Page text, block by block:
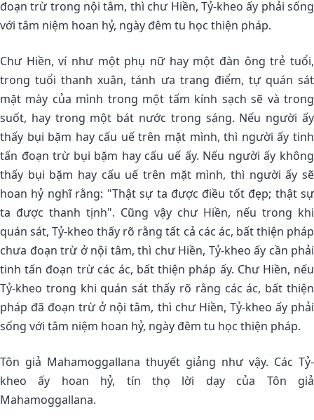
đoạn trừ trong nội tâm, thì chư Hiền, Tỷ-kheo ấy phải sống
với tâm niệm hoan hỷ, ngày đêm tu học thiện pháp.
Chư Hiền, ví như một phụ nữ hay một đàn ông trẻ tuổi,
trong tuổi thanh xuân, tánh ưa trang điểm, tự quán sát
mặt mày của mình trong một tấm kính sạch sẽ và trong
suốt, hay trong một bát nước trong sáng. Nếu người ấy
thấy bụi bặm hay cấu uế trên mặt mình, thì người ấy tinh
tấn đoạn trừ bụi bặm hay cấu uế ấy. Nếu người ấy không
thấy bụi bặm hay cấu uế trên mặt mình, thì người ấy sẽ
hoan hỷ nghĩ rằng: "Thật sự ta được điều tốt đẹp; thật sự
ta được thanh tịnh". Cũng vậy chư Hiền, nếu trong khi
quán sát, Tỷ-kheo thấy rõ rằng tất cả các ác, bất thiện pháp
chưa đoạn trừ ở nội tâm, thì chư Hiền, Tỷ-kheo ấy cần phải
tinh tấn đoạn trừ các ác, bất thiện pháp ấy. Chư Hiền, nếu
Tỷ-kheo trong khi quán sát thấy rõ rằng các ác, bất thiện
pháp đã đoạn trừ ở nội tâm, thì chư Hiền, Tỷ-kheo ấy phải
sống với tâm niệm hoan hỷ, ngày đêm tu học thiện pháp.
Tôn giả Mahamoggallana thuyết giảng như vậy. Các Tỷ-
kheo ấy hoan hỷ, tín thọ lời dạy của Tôn giả
Mahamoggallana.